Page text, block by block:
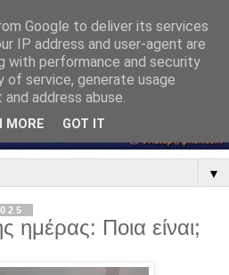
▼
ημέρας: Ποια είναι;
Google to deliver its services
IP address and user-agent are
with performance and security
service, generate usage
address abuse.
MORE GOT IT